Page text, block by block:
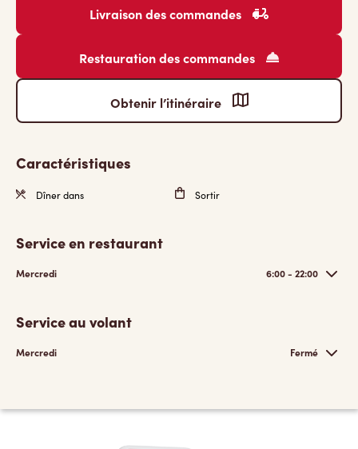
Livraison des commandes
Restauration des commandes
Obtenir l’itinéraire
Caractéristiques
Dîner dans Sortir
Service en restaurant
Mercredi 6:00 - 22:00
Service au volant
Mercredi Fermé